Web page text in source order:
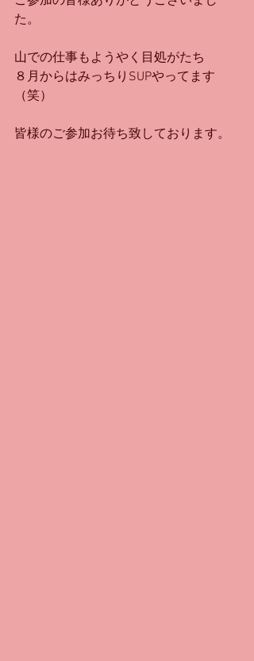
た。
山での仕事もようやく目処がたち
８月からはみっちりSUPやってます
（笑）
皆様のご参加お待ち致しております。